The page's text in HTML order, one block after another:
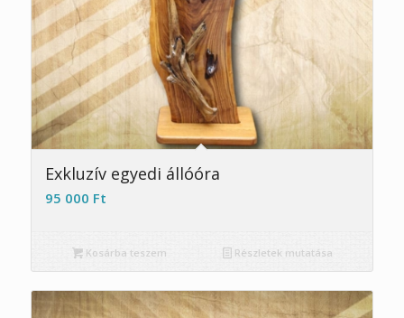
Exkluzív egyedi állóóra
95 000 Ft
Kosárba teszem Részletek mutatása